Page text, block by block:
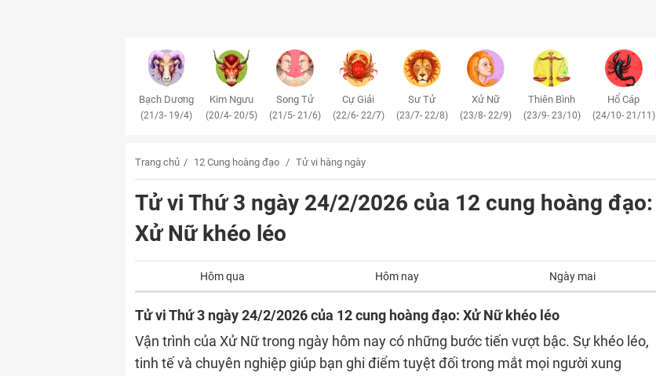
Bạch Dương
(21/3- 19/4)
Kim Ngưu
(20/4- 20/5)
Song Tử
(21/5- 21/6)
Cự Giải
(22/6- 22/7)
Sư Tử
(23/7- 22/8)
Xử Nữ
(23/8- 22/9)
Thiên Bình
(23/9- 23/10)
Hổ Cáp
(24/10- 21/11)
Trang chủ 12 Cung hoàng đạo Tử vi hàng ngày
Tử vi Thứ 3 ngày 24/2/2026 của 12 cung hoàng đạo:
Xử Nữ khéo léo
Hôm qua Hôm nay Ngày mai
Tử vi Thứ 3 ngày 24/2/2026 của 12 cung hoàng đạo: Xử Nữ khéo léo
Vận trình của Xử Nữ trong ngày hôm nay có những bước tiến vượt bậc. Sự khéo léo,
tinh tế và chuyên nghiệp giúp bạn ghi điểm tuyệt đối trong mắt mọi người xung